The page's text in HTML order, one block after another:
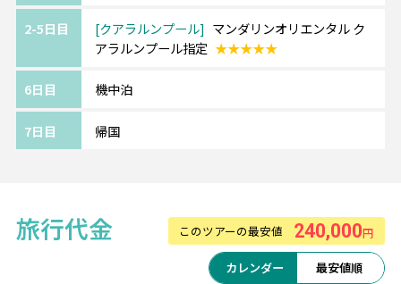
ル》━━・・
をお楽しみ頂けます。
2-5日目 クアラルンプール
マンダリンオリエンタル ク
アラルンプール指定 ★★★★★
6日目 機中泊
7日目 帰国
旅行代金 このツアーの最安値 240,000円
カレンダー 最安値順